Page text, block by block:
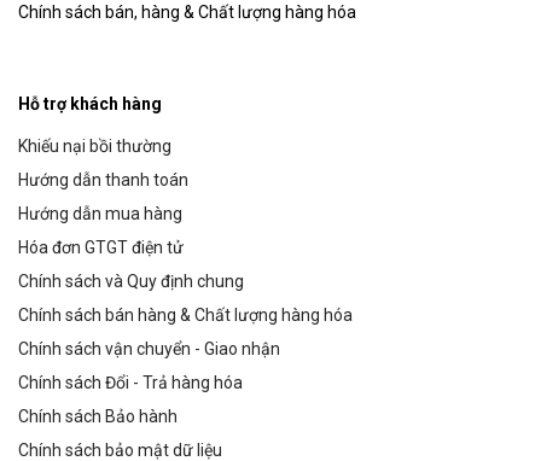
Chính sách bán, hàng & Chất lượng hàng hóa
Hỗ trợ khách hàng
Khiếu nại bồi thường
Hướng dẫn thanh toán
Hướng dẫn mua hàng
Hóa đơn GTGT điện tử
Chính sách và Quy định chung
Chính sách bán hàng & Chất lượng hàng hóa
Chính sách vận chuyển - Giao nhận
Chính sách Đổi - Trả hàng hóa
Chính sách Bảo hành
Chính sách bảo mật dữ liệu